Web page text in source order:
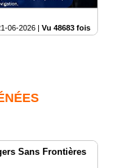
06-2026 | Vu 48683 fois
Sans Frontières